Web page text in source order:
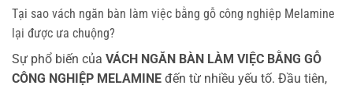
Tại sao vách ngăn bàn làm việc bằng gỗ công nghiệp Melamine
lại được ưa chuộng?
Sự phổ biến của VÁCH NGĂN BÀN LÀM VIỆC BẰNG GỖ
CÔNG NGHIỆP MELAMINE đến từ nhiều yếu tố. Đầu tiên,